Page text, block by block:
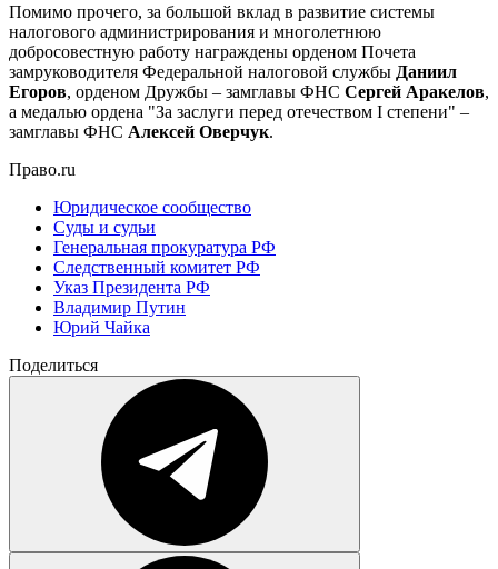
Помимо прочего, за большой вклад в развитие системы
налогового администрирования и многолетнюю
добросовестную работу награждены орденом Почета
замруководителя Федеральной налоговой службы Даниил
Егоров, орденом Дружбы – замглавы ФНС Сергей Аракелов,
а медалью ордена "За заслуги перед отечеством I степени" –
замглавы ФНС Алексей Оверчук.
Право.ru
Юридическое сообщество
Суды и судьи
Генеральная прокуратура РФ
Следственный комитет РФ
Указ Президента РФ
Владимир Путин
Юрий Чайка
Поделиться